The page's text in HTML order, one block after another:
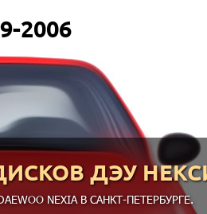
2006
ДЭУ
NEXIA В САНКТ-ПЕТЕРБУРГЕ.